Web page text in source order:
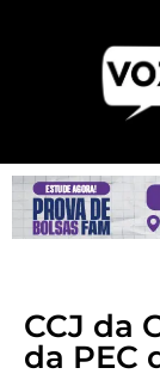
CCJ da
da PEC